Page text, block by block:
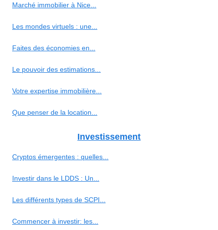
Marché immobilier à Nice...
Les mondes virtuels : une...
Faites des économies en...
Le pouvoir des estimations...
Votre expertise immobilière...
Que penser de la location...
Investissement
Cryptos émergentes : quelles...
Investir dans le LDDS : Un...
Les différents types de SCPI...
Commencer à investir: les...